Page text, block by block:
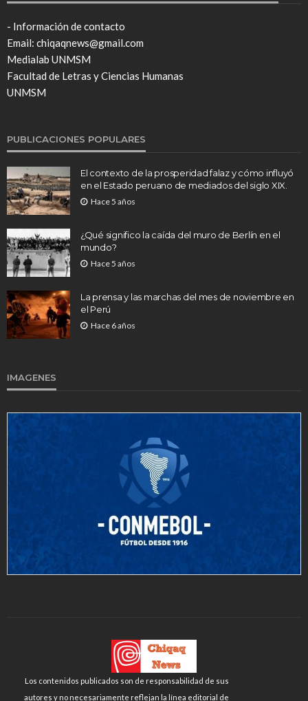
- Información de contacto
Email: chiqaqnews@gmail.com
Medialab UNMSM
Facultad de Letras y Ciencias Humanas
UNMSM
PUBLICACIONES POPULARES
El contexto de la prosperidad falaz y cómo influyó
en el Estado peruano de mediados del siglo XIX.
Hace 5 años
¿Qué significo la caída del muro de Berlín en el
mundo?
Hace 5 años
La prensa y las marchas del mes de noviembre en
el Perú
Hace 6 años
IMAGENES
Los contenidos publicados son de responsabilidad de sus
autores y no necesariamente reflejan la línea editorial de